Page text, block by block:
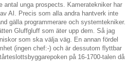
antal unga prospects. Kameratekniker har
AI. Precis som alla andra hantverk inte
gälla programmerare och systemtekniker.
Gluffgluff som äter upp dem. Så jag
som ska välja väg. En annan fördel
(ingen chef:-) och är dessutom flyttbar
på 16-1700-talen då